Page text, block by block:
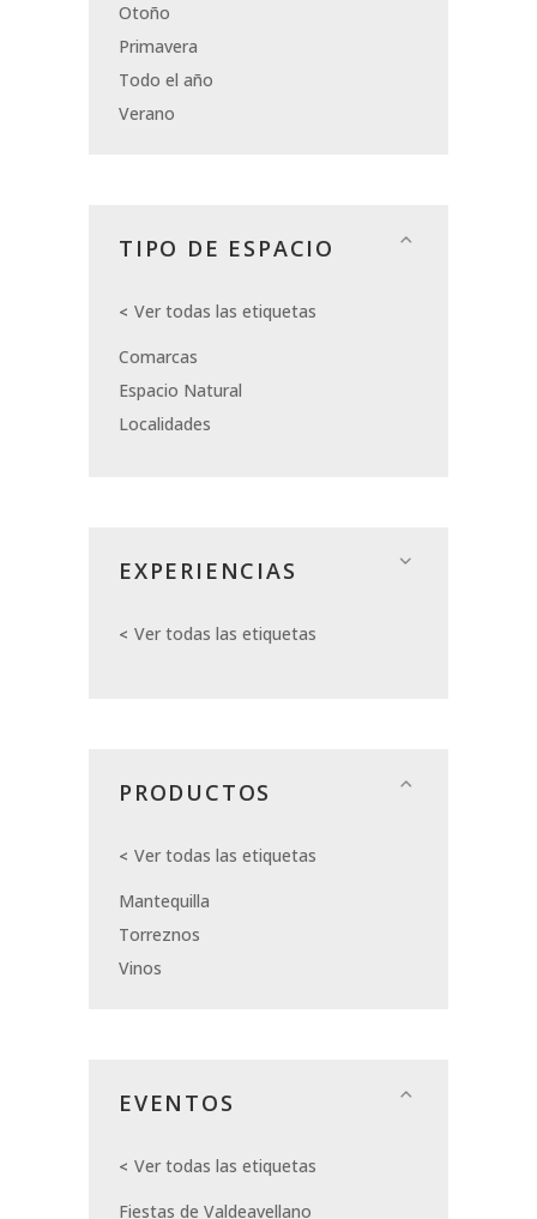
Otoño
Primavera
Todo el año
Verano
TIPO DE ESPACIO
Ver todas las etiquetas
Comarcas
Espacio Natural
Localidades
EXPERIENCIAS
Ver todas las etiquetas
PRODUCTOS
Ver todas las etiquetas
Mantequilla
Torreznos
Vinos
EVENTOS
Ver todas las etiquetas
Fiestas de Valdeavellano